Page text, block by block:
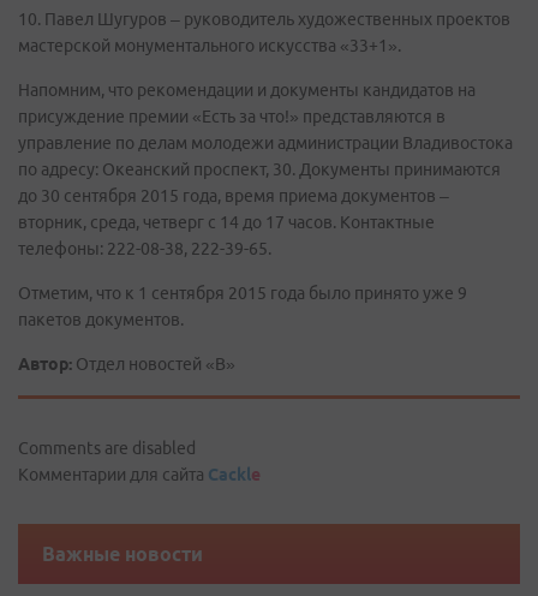
10. Павел Шугуров – руководитель художественных проектов
мастерской монументального искусства «33+1».
Напомним, что рекомендации и документы кандидатов на
присуждение премии «Есть за что!» представляются в
управление по делам молодежи администрации Владивостока
по адресу: Океанский проспект, 30. Документы принимаются
до 30 сентября 2015 года, время приема документов –
вторник, среда, четверг с 14 до 17 часов. Контактные
телефоны: 222-08-38, 222-39-65.
Отметим, что к 1 сентября 2015 года было принято уже 9
пакетов документов.
Автор: Отдел новостей «В»
Comments are disabled
Комментарии для сайта Cackle
Важные новости